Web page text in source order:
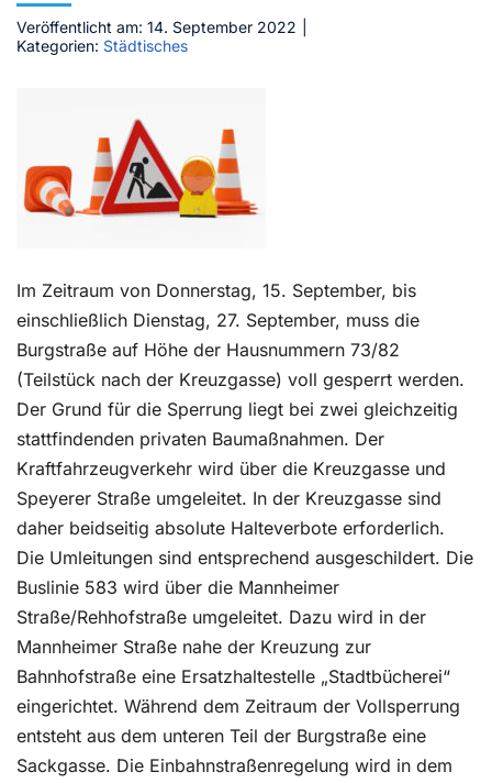
Mediathek
Veröffentlicht am: 14. September 2022
Kategorien: Städtisches
Im Zeitraum von Donnerstag, 15. September, bis
einschließlich Dienstag, 27. September, muss die
Burgstraße auf Höhe der Hausnummern 73/82
(Teilstück nach der Kreuzgasse) voll gesperrt werden.
Der Grund für die Sperrung liegt bei zwei gleichzeitig
stattfindenden privaten Baumaßnahmen. Der
Kraftfahrzeugverkehr wird über die Kreuzgasse und
Speyerer Straße umgeleitet. In der Kreuzgasse sind
daher beidseitig absolute Halteverbote erforderlich.
Die Umleitungen sind entsprechend ausgeschildert. Die
Buslinie 583 wird über die Mannheimer
Straße/Rehhofstraße umgeleitet. Dazu wird in der
Mannheimer Straße nahe der Kreuzung zur
Bahnhofstraße eine Ersatzhaltestelle „Stadtbücherei“
eingerichtet. Während dem Zeitraum der Vollsperrung
entsteht aus dem unteren Teil der Burgstraße eine
Sackgasse. Die Einbahnstraßenregelung wird in dem